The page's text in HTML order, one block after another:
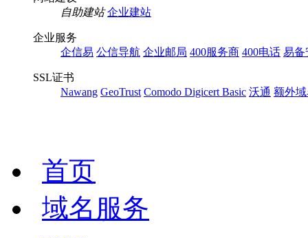
自助建站 企业建站
企业服务
企信易 公信导航 企业邮局 400服务商 400电话 易备
SSL证书
Nawang GeoTrust Comodo Digicert Basic 沃通 额外
首页
域名服务